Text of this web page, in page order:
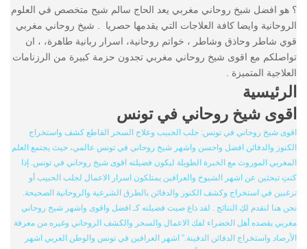
؟ هو افضل شيخ روحاني مغربي يعد الحاج سالم شيح متخصص في العلوم
الروحانية وايضا كافة العلاجات التي يقدمها حصريا . شيخ روحاني مغربي
قوي شاطر وحاذق وشاطر ، خواتم روحانية، اسرار ربانية طاهرة، ، ان
تواصلكم مع اقوى شيخ روحاني مغربي تجدون حزمة كبيرة من الرزنامات
العلاجية المتميزة .
الرئيسية
اقوى شيخ روحاني في تونس
اقوى شيخ روحاني في تونس: جلب الحبيب وعلاج السحر القاطع كشف واستخراج
الكنوز والدفائن افضل واحسن واشهر شيخ روحاني في تونس عالمي، حيث يجتمع العلم
المغربي الموروث مع الخبرة الطويلة ليكون فضيلته اقوى شيخ روحاني في تونس. إذا
كنتِ تبحثين عن اشهر الشيوخ والعرافين يمتلكون اسرار الاعمال لجلب الحبيب أو
ترغبين في استخراج وكشف الكنوز والدفائن بالطرق الشرعية والروحانية الصحيحة.
نحن هنا لنقدم لكِ النتائج . لقد ذاع صيت فضيلته كـ افضل واقوى واشهر شيخ روحاني
مغربي يقصده أهل الخضراء لفك الاعمال والسحر والكشف الروحاني وغيره من معرفة
الأرصاد واستخراج الدفائن الدفينة.” اشهر العرافين في تونس والوطن العربي اشهر